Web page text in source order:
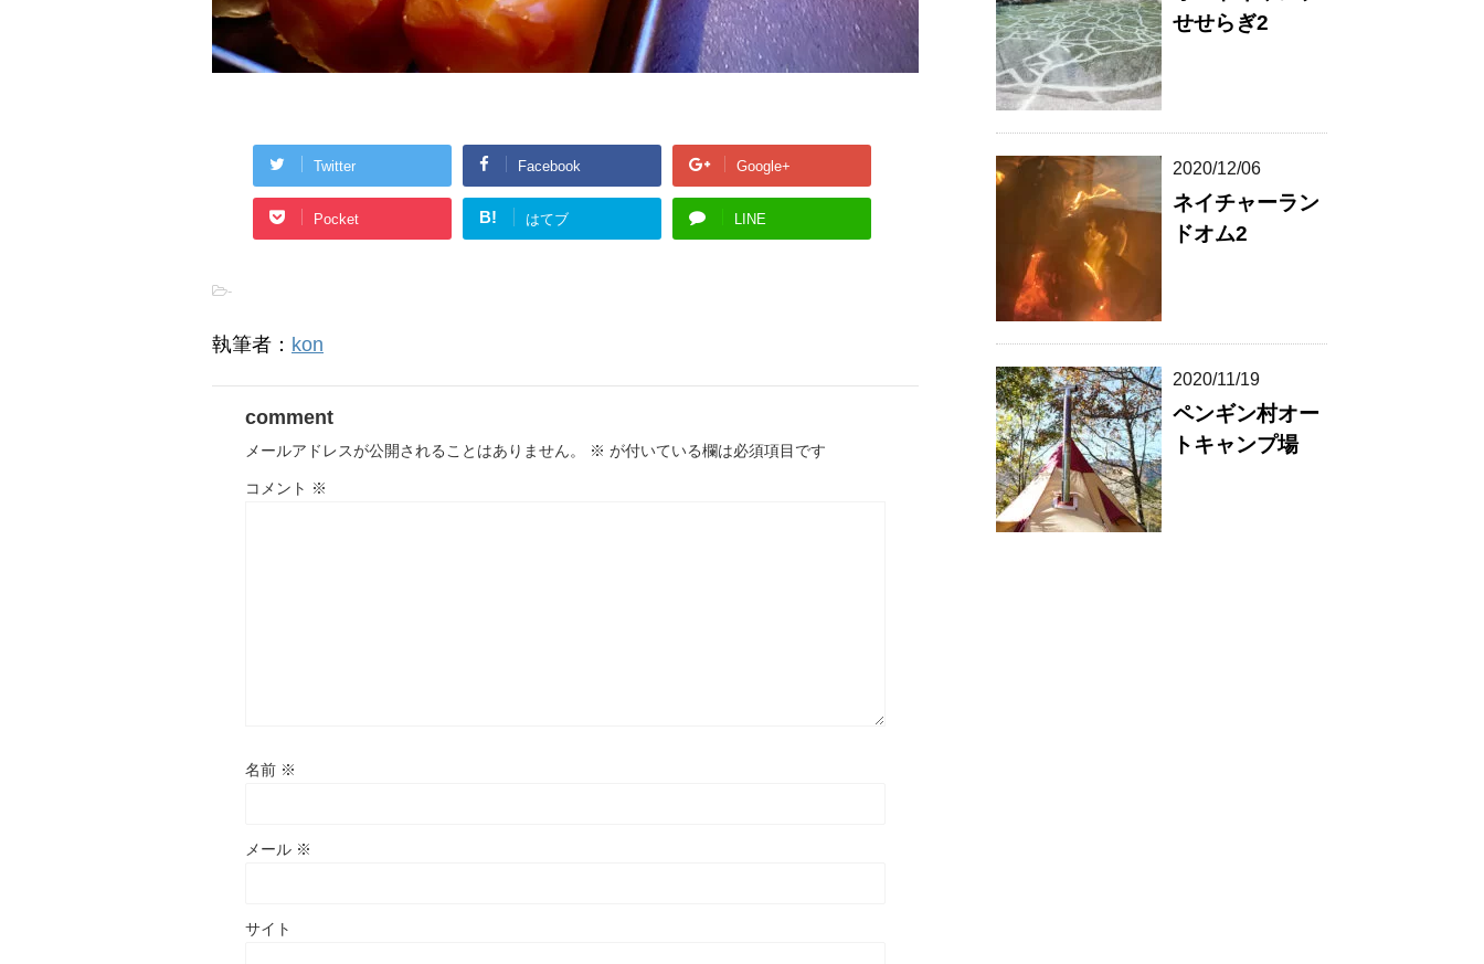
Twitter Facebook Google+
Pocket B! はてブ LINE
-
執筆者： kon
comment
メールアドレスが公開されることはありません。 ※ が付いている欄は必須項目です
コメント ※
名前 ※
メール ※
サイト
せせらぎ2
2020/12/06
ネイチャーラン
ドオム2
2020/11/19
ペンギン村オー
トキャンプ場